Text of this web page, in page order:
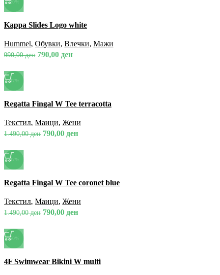
-20%
Брз преглед
Kappa Slides Logo white
Hummel, Обувки, Влечки, Мажи
990,00ден 790,00 ден
-47%
Брз преглед
Regatta Fingal W Tee terracotta
Текстил, Маици, Жени
1.490,00ден 790,00 ден
-47%
Брз преглед
Regatta Fingal W Tee coronet blue
Текстил, Маици, Жени
1.490,00ден 790,00 ден
-50%
Брз преглед
4F Swimwear Bikini W multi